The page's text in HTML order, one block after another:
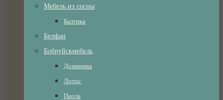
Мебель из сосны
Балтика
Белфан
Бобруйскмебель
Доминика
Лотос
Паола